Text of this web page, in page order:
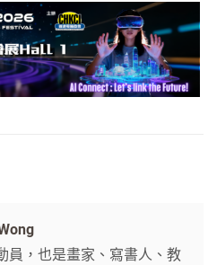
員，也是畫家、寫書人、教